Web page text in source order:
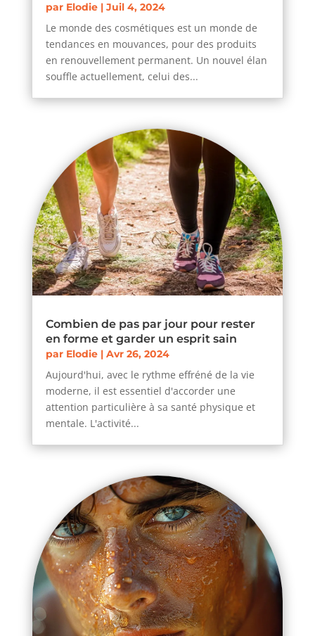
par Elodie| Juil 4, 2024
Le monde des cosmétiques est un monde de
tendances en mouvances, pour des produits
en renouvellement permanent. Un nouvel élan
souffle actuellement, celui des...
Combien de pas par jour pour rester
en forme et garder un esprit sain
par Elodie| Avr 26, 2024
Aujourd'hui, avec le rythme effréné de la vie
moderne, il est essentiel d'accorder une
attention particulière à sa santé physique et
mentale. L'activité...